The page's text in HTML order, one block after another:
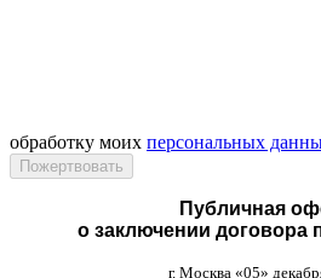
обработку моих персональных
Публичная
о заключении договора
г. Москва «05»